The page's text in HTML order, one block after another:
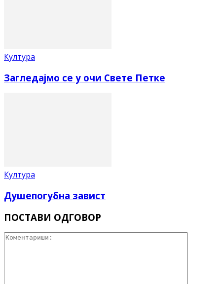
Култура
Загледајмо се у очи Свете Петке
Култура
Душепогубна завист
ПОСТАВИ ОДГОВОР